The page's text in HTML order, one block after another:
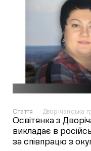
Стаття Дворічанська
Освітянка з
викладає в
за співпрацю з